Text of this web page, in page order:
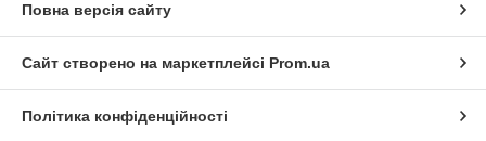
Повна версія сайту
Сайт створено на маркетплейсі Prom.ua
Політика конфіденційності